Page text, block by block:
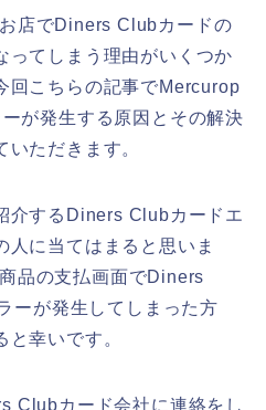
店でDiners Clubカードの
ってしまう理由がいくつか
回こちらの記事でMercurop
が発生する原因とその解決
ただきます。
介するDiners Clubカードエ
人に当てはまると思いま
品の支払画面でDiners
ーが発生してしまった方
幸いです。
Clubカード会社に連絡をし